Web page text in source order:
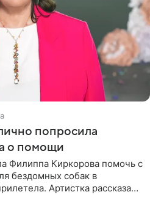
попросила
о помощи
Филиппа Киркорова помочь с
бездомных собак в
Артистка рассказала